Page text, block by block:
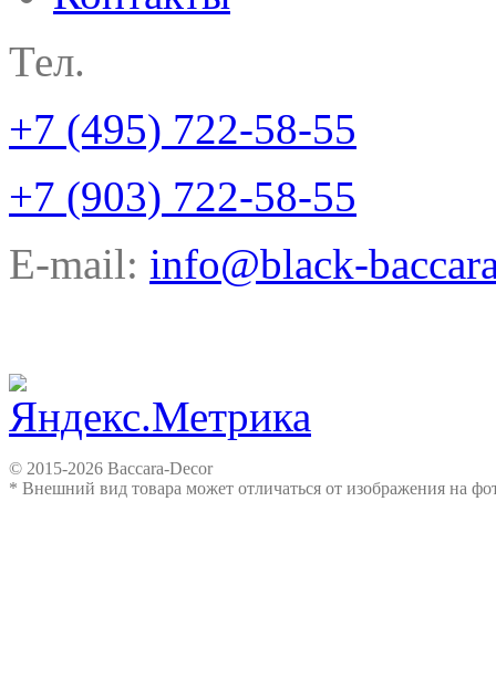
Тел.
+7 (495) 722-58-55
+7 (903) 722-58-55
E-mail: info@black-
© 2015-2026 Baccara-Decor
* Внешний вид товара может отличаться от изображения на